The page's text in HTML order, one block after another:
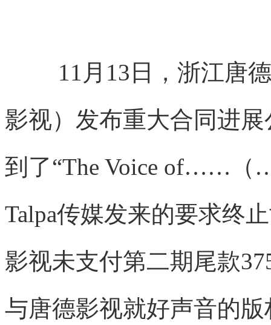
11月13日，浙江唐
影视）发布重大合同进
到了“The Voice of……（
Talpa传媒发来的要求终
影视未支付第二期尾款
与唐德影视就好声音的